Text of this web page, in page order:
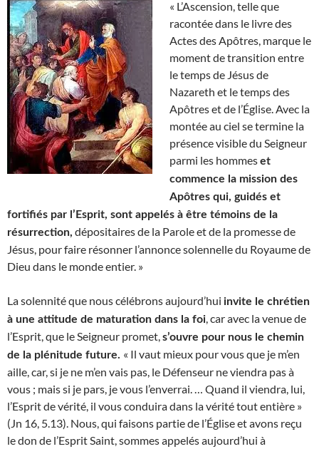
« L’Ascension, telle que
racontée dans le livre des
Actes des Apôtres, marque le
moment de transition entre
le temps de Jésus de
Nazareth et le temps des
Apôtres et de l’Église. Avec la
montée au ciel se termine la
présence visible du Seigneur
parmi les hommeset
commence la mission des
Apôtres qui, guidés et
fortifiés par l’Esprit, sont appelés à être témoins de la
résurrection, dépositaires de la Parole et de la promesse de
Jésus, pour faire résonner l’annonce solennelle du Royaume de
Dieu dans le monde entier. »
La solennité que nous célébrons aujourd’hui invite le chrétien
à une attitude de maturation dans la foi, car avec la venue de
l’Esprit, que le Seigneur promet,s’ouvre pour nous le chemin
de la plénitude future. « Il vaut mieux pour vous que je m’en
aille, car, si je ne m’en vais pas, le Défenseur ne viendra pas à
vous ; mais si je pars, je vous l’enverrai. … Quand il viendra, lui,
l’Esprit de vérité, il vous conduira dans la vérité tout entière »
(Jn 16, 5.13). Nous, qui faisons partie de l’Église et avons reçu
le don de l’Esprit Saint, sommes appelés aujourd’hui à